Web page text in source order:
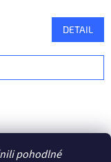
pohodlné
DETAIL